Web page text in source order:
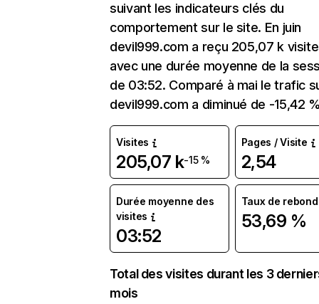
suivant les indicateurs clés du
comportement sur le site. En juin
devil999.com a reçu 205,07 k
avec une durée moyenne de la
de 03:52. Comparé à mai le trafic
devil999.com a diminué de -15,42
Visites
205,07 k-15 %
Pages / Visite
2,54
Durée moyenne des
visites
03:52
Taux de rebond
53,69 %
Total des visites durant les 3
mois